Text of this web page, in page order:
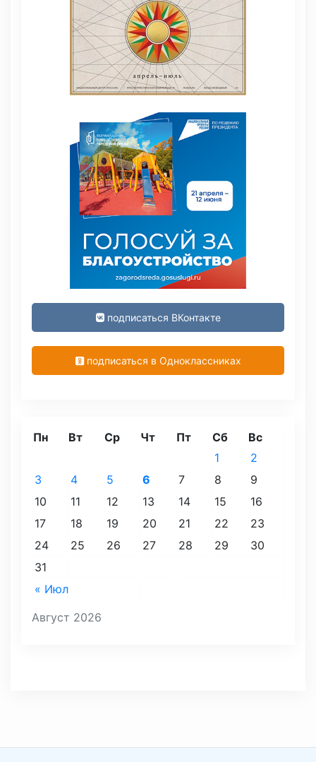
подписаться ВКонтакте
подписаться в Одноклассниках
Август 2026
Пн Вт Ср Чт Пт Сб Вс
« Июл
1
2
3
4 5 6 7 8
9
10
11 12 13 14 15
16
17
18 19 20 21 22
23
24
25 26 27 28 29
30
31